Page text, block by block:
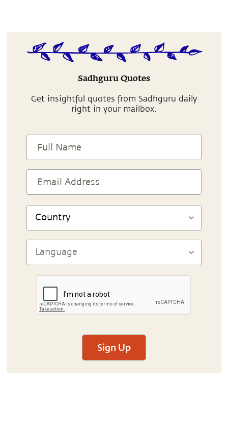
Sadhguru Quotes
Get insightful quotes from Sadhguru daily
right in your mailbox.
Sign Up